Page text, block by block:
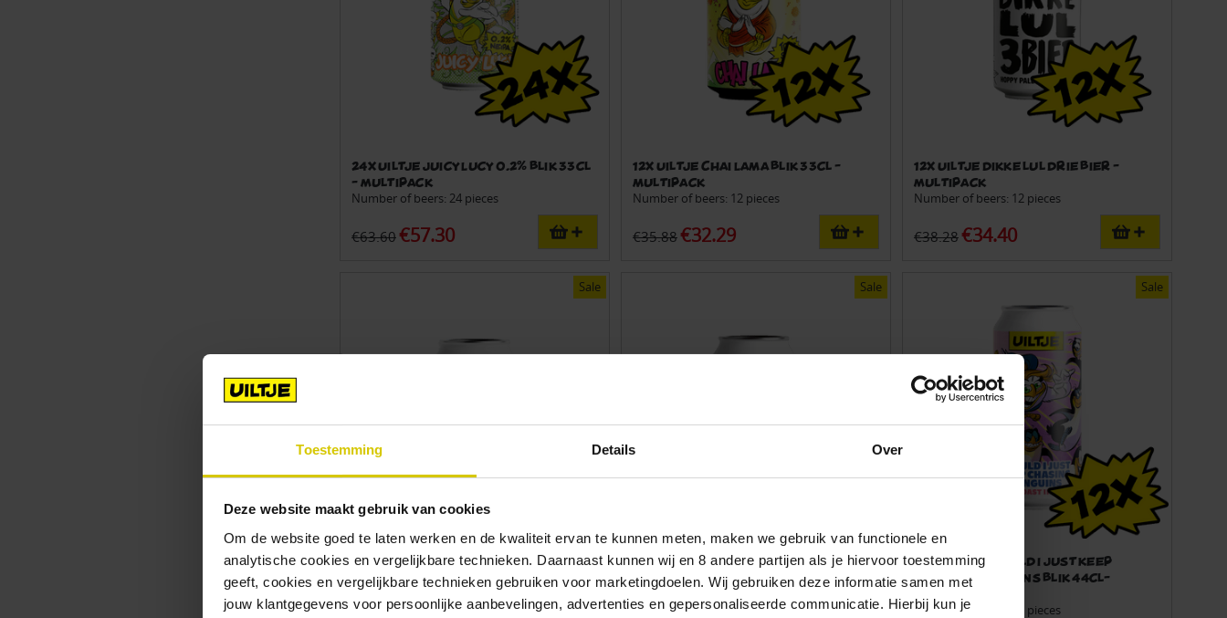
Toestemming Details Over
Deze website maakt gebruik van cookies
Om de website goed te laten werken en de kwaliteit ervan te kunnen meten, maken we gebruik van functionele en
analytische cookies en vergelijkbare technieken. Daarnaast kunnen wij en 8 andere partijen als je hiervoor toestemming
geeft, cookies en vergelijkbare technieken gebruiken voor marketingdoelen. Wij gebruiken deze informatie samen met
jouw klantgegevens voor persoonlijke aanbevelingen, advertenties en gepersonaliseerde communicatie. Hierbij kun je
24x Uiltje Juicy Lucy 0.2% blik 33cl
- Multipack
Number of beers: 24 pieces
€63.60€57.30
12x Uiltje Chai Lama blik 33cl -
multipack
Number of beers: 12 pieces
€35.88€32.29
12x Uiltje dikke lul drie bier -
Multipack
Number of beers: 12 pieces
€38.28€34.40
Sale
12x Uiltje Imperial March blik 33cl
- multipack
Number of beers: 12 pieces
Sale
12x Uiltje Pineapple Weizen
(PieWee) blik 33cl - multipack
Number of beers: 12 pieces
Sale
12x Uiltje Should I Just Keep
Chasing Penguins blik 44cl-
Number of beers: 12 pieces